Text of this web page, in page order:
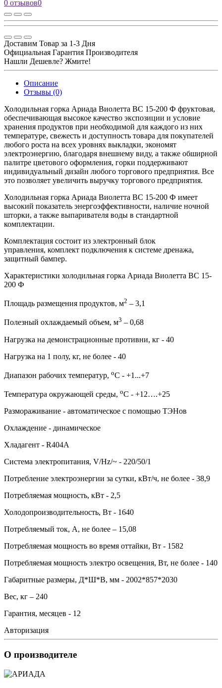
0 отзывов0
Доставим Товар за 1-3 Дня
Официальная Гарантия Производителя
Нашли Дешевле? Жмите!
Описание
Отзывы (0)
Холодильная горка Ариада Виолетта ВС 15-200 Ф фруктовая,
обеспечивающая высокое качество экспозиции и условие
хранения продуктов при необходимой для каждого из них
температуре, свежесть и доступность товара для покупателей
любого роста на всех уровнях выкладки, экономят
электроэнергию, благодаря внешнему виду, а также обширной
палитре цветового оформления, горки поддерживают
индивидуальный дизайн любого торгового предприятия. Все
это позволяет увеличить выручку торгового предприятия.
Холодильная горка Ариада Виолетта ВС 15-200 Ф имеет
высокий показатель энергоэффективности, наличие ночной
шторки, а также выпаривателя воды в стандартной
комплектации.
Комплектация состоит из электронный блок
управления, комплект подключения к системе дренажа,
защитный бампер.
Характеристики холодильная горка Ариада Виолетта ВС 15-
200 Ф
Площадь размещения продуктов, м2 – 3,1
Полезный охлаждаемый объем, м3 – 0,68
Нагрузка на демонстрационные противни, кг - 40
Нагрузка на 1 полу, кг, не более - 40
Диапазон рабочих температур, оC - +1...+7
Температура окружающей среды, оС - +12….+25
Размораживание - автоматическое с помощью ТЭНов
Охлаждение - динамическое
Хладагент - R404A
Система электропитания, V/Hz/~ - 220/50/1
Потребление электроэнергии за сутки, кВт/ч, не более - 38,9
Потребляемая мощность, кВт - 2,5
Холодопроизводительность, Вт - 1640
Потребляемый ток, А, не более – 15,08
Потребляемая мощность во время оттайки, Вт - 1582
Потребляемая мощность электро освещения, Вт, не более - 140
Габаритные размеры, Д*Ш*В, мм - 2002*857*2030
Вес, кг – 240
Гарантия, месяцев - 12
Авторизация
О производителе